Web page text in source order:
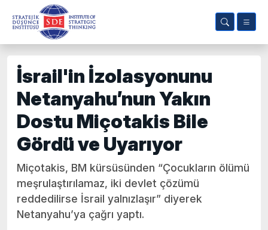
İsrail'in İzolasyonunu
Netanyahu’nun Yakın
Dostu Miçotakis Bile
Gördü ve Uyarıyor
Miçotakis, BM kürsüsünden “Çocukların ölümü
meşrulaştırılamaz, iki devlet çözümü
reddedilirse İsrail yalnızlaşır” diyerek
Netanyahu’ya çağrı yaptı.